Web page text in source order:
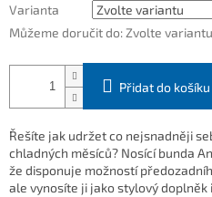
Varianta
Můžeme doručit do: Zvolte variantu
Přidat do košíku
Řešíte jak udržet co nejsnadněji
chladných měsíců? Nosící bunda
že disponuje možností
ale vynosíte ji jako stylový doplněk